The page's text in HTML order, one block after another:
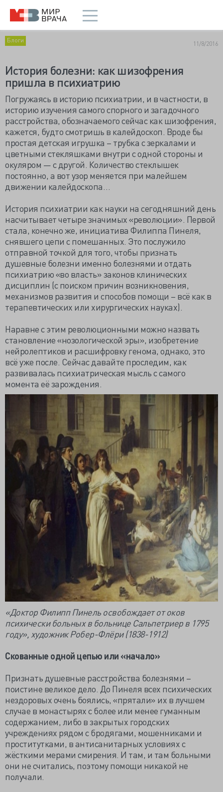
Блоги 11/8/2016
История болезни: как шизофрения
пришла в психиатрию
Погружаясь в историю психиатрии, и в частности, в
историю изучения самого спорного и загадочного
расстройства, обозначаемого сейчас как шизофрения,
кажется, будто смотришь в калейдоскоп. Вроде бы
простая детская игрушка – трубка с зеркалами и
цветными стекляшками внутри с одной стороны и
окуляром — с другой. Количество стеклышек
постоянно, а вот узор меняется при малейшем
движении калейдоскопа…
История психиатрии как науки на сегодняшний день
насчитывает четыре значимых «революции». Первой
стала, конечно же, инициатива Филиппа Пинеля,
снявшего цепи с помешанных. Это послужило
отправной точкой для того, чтобы признать
душевные болезни именно болезнями и отдать
психиатрию «во власть» законов клинических
дисциплин (с поиском причин возникновения,
механизмов развития и способов помощи – всё как в
терапевтических или хирургических науках).
Наравне с этим революционными можно назвать
становление «нозологической эры», изобретение
нейролептиков и расшифровку генома, однако, это
всё уже после. Сейчас давайте проследим, как
развивалась психиатрическая мысль с самого
момента её зарождения.
«Доктор Филипп Пинель освобождает от оков
психически больных в больнице Сальпетриер в 1795
году», художник Робер-Флёри (1838-1912)
Скованные одной цепью или «начало»
Признать душевные расстройства болезнями –
поистине великое дело. До Пинеля всех психических
нездоровых очень боялись, «прятали» их в лучшем
случае в монастырях с более или менее гуманным
содержанием, либо в закрытых городских
учреждениях рядом с бродягами, мошенниками и
проститутками, в антисанитарных условиях с
жёсткими мерами смирения. И там, и там больными
они не считались, поэтому помощи никакой не
получали.